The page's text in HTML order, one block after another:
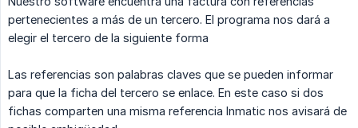
pertenecientes a más de un tercero. El programa nos dará a
elegir el tercero de la siguiente forma
Las referencias son palabras claves que se pueden informar
para que la ficha del tercero se enlace. En este caso si dos
fichas comparten una misma referencia Inmatic nos avisará de